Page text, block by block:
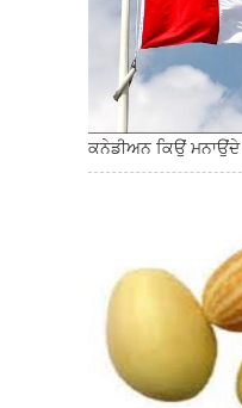
ਕਨੇਡੀਅਨ ਕਿਉਂ